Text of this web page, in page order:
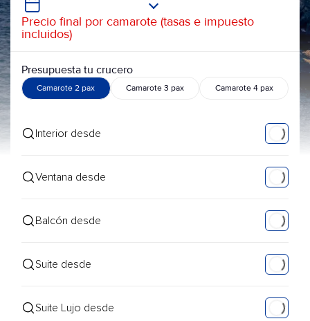
Precio final por camarote (tasas e impuesto
incluidos)
Presupuesta tu crucero
Camarote 2 pax Camarote 3 pax Camarote 4 pax
Interior desde
Ventana desde
Balcón desde
Suite desde
Suite Lujo desde